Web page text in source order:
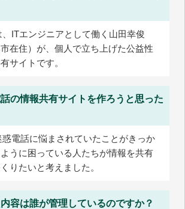
ITエンジニアとして働く山田幸俊
市在住）が、個人で立ち上げた公益性
サイトです。
の情報共有サイトを作ろうと思った
電話に悩まされていたことがきっか
うに困っている人たちが情報を共有
りたいと考えました。
容は誰が管理しているのですか？